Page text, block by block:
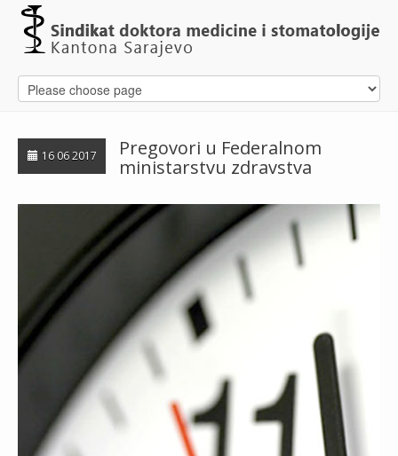
16 06 2017
Pregovori u Federalnom
ministarstvu zdravstva